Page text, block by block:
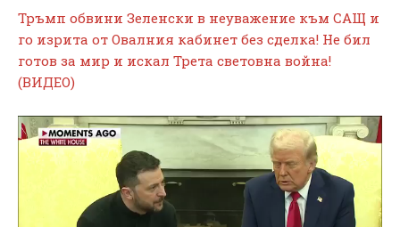
Тръмп обвини Зеленски в неуважение към САЩ и
го изрита от Овалния кабинет без сделка! Не бил
готов за мир и искал Трета световна война!
(ВИДЕО)